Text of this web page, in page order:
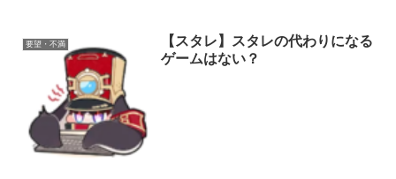
要望・不満
【スタレ】スタレの代わりになる
ゲームはない？